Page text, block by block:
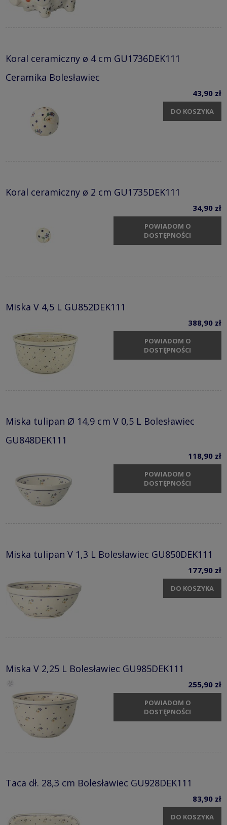
Koral ceramiczny ø 4 cm GU1736DEK111
Ceramika Bolesławiec
43,90 zł
DO KOSZYKA
Koral ceramiczny ø 2 cm GU1735DEK111
34,90 zł
POWIADOM O
DOSTĘPNOŚCI
Miska V 4,5 L GU852DEK111
388,90 zł
POWIADOM O
DOSTĘPNOŚCI
Miska tulipan Ø 14,9 cm V 0,5 L Bolesławiec
GU848DEK111
118,90 zł
POWIADOM O
DOSTĘPNOŚCI
Miska tulipan V 1,3 L Bolesławiec GU850DEK111
177,90 zł
DO KOSZYKA
Miska V 2,25 L Bolesławiec GU985DEK111
255,90 zł
POWIADOM O
DOSTĘPNOŚCI
Taca dł. 28,3 cm Bolesławiec GU928DEK111
83,90 zł
DO KOSZYKA